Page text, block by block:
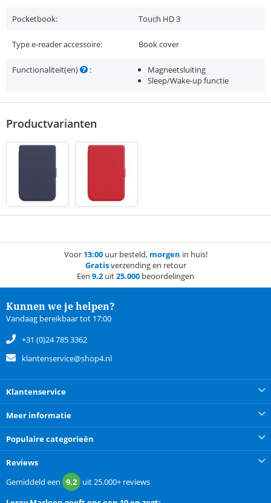
Pocketbook: Touch HD 3
Type e-reader accessoire: Book cover
Functionaliteit(en) :
Magneetsluiting
Sleep/Wake-up functie
Productvarianten
Voor 13:00uur besteld, morgen in huis!
Gratisverzending en retour
Een 9.2 uit25.000 beoordelingen
Kunnen we je helpen?
Vandaag bereikbaar tot 17:00
+31 (0)24 785 3362
klantenservice@shop4.nl
Klantenservice
Meer informatie
Populaire categorieën
Reviews
Gemiddeld een 9.2 uit25.000+ reviews